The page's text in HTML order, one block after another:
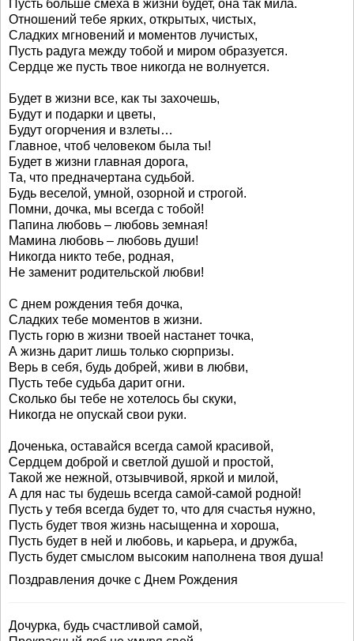
Пусть больше смеха в жизни будет, она так мила.
Отношений тебе ярких, открытых, чистых,
Сладких мгновений и моментов лучистых,
Пусть радуга между тобой и миром образуется.
Сердце же пусть твое никогда не волнуется.
Будет в жизни все, как ты захочешь,
Будут и подарки и цветы,
Будут огорчения и взлеты…
Главное, чтоб человеком была ты!
Будет в жизни главная дорога,
Та, что предначертана судьбой.
Будь веселой, умной, озорной и строгой.
Помни, дочка, мы всегда с тобой!
Папина любовь – любовь земная!
Мамина любовь – любовь души!
Никогда никто тебе, родная,
Не заменит родительской любви!
С днем рождения тебя дочка,
Сладких тебе моментов в жизни.
Пусть горю в жизни твоей настанет точка,
А жизнь дарит лишь только сюрпризы.
Верь в себя, будь добрей, живи в любви,
Пусть тебе судьба дарит огни.
Сколько бы тебе не хотелось бы скуки,
Никогда не опускай свои руки.
Доченька, оставайся всегда самой красивой,
Сердцем доброй и светлой душой и простой,
Такой же нежной, отзывчивой, яркой и милой,
А для нас ты будешь всегда самой-самой родной!
Пусть у тебя всегда будет то, что для счастья нужно,
Пусть будет твоя жизнь насыщенна и хороша,
Пусть будет в ней и любовь, и карьера, и дружба,
Пусть будет смыслом высоким наполнена твоя душа!
Поздравления дочке с Днем Рождения
Дочурка, будь счастливой самой,